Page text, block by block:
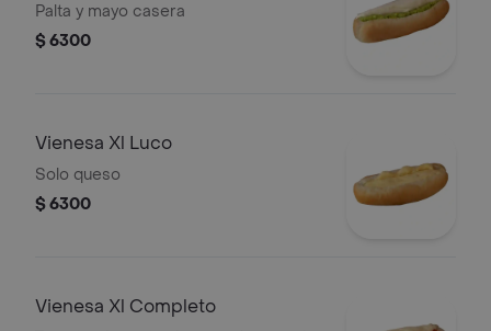
Palta y mayo casera
$ 6300
Vienesa Xl Luco
Solo queso
$ 6300
Vienesa Xl Completo